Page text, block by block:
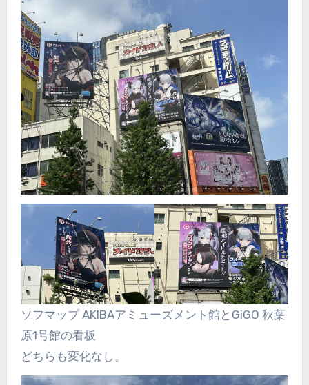
ソフマップ AKIBAアミューズメント館とGiGO 秋葉
原1号館の看板
どちらも変化なし。